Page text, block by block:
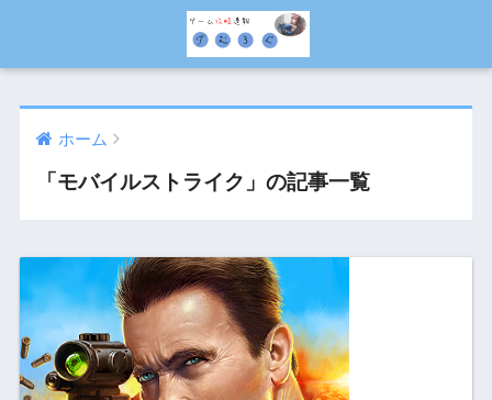
ホーム
「モバイルストライク」の記事一覧